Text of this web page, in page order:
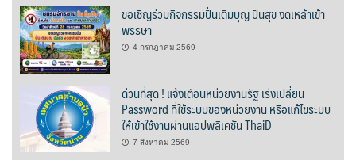
งบแสดงฐานะการคลัง
งบแสดงฐานะการเงิน เทศบาลตำบลปัว ประจำปีงบประมาณ 2561
ติดต่อหน่วยงาน
ที่พัก
ขอเชิญร่วมกิจกรรมปั่นเติมบุญ ปันสุข งดเหล้าเข้า
พรรษา
4 กรกฎาคม 2569
ด่วนที่สุด ! แจ้งเตือนหน่วยงานรัฐ เร่งเปลี่ยน
Password ที่ใช้ระบบของหน่วยงาน หรือแก้ไขระบบ
ให้เข้าใช้งานผ่านแอปพลิเคชัน ThaiD
7 สิงหาคม 2569